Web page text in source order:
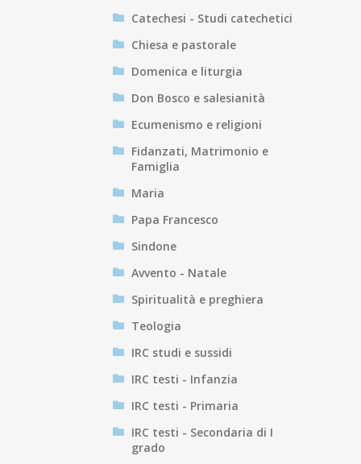
Catechesi - Studi catechetici
Chiesa e pastorale
Domenica e liturgia
Don Bosco e salesianità
Ecumenismo e religioni
Fidanzati, Matrimonio e
Famiglia
Maria
Papa Francesco
Sindone
Avvento - Natale
Spiritualità e preghiera
Teologia
IRC studi e sussidi
IRC testi - Infanzia
IRC testi - Primaria
IRC testi - Secondaria di I
grado